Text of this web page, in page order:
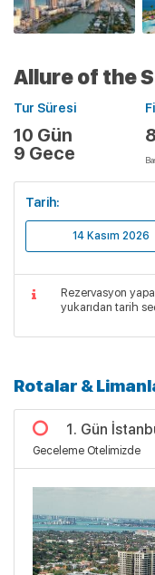
Giriş Yap
Allure of the
Tur Süresi
10 Gün
9 Gece
Tarih:
14 Kasım 2026
Rezervasyon
yukarıdan tarih
Rotalar &
1. Gün
Geceleme Otelimizde